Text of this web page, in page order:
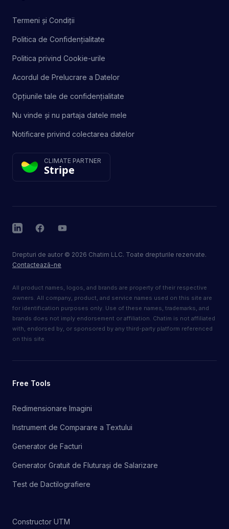
Termeni și Condiții
Politica de Confidențialitate
Politica privind Cookie-urile
Acordul de Prelucrare a Datelor
Opțiunile tale de confidențialitate
Nu vinde și nu partaja datele mele
Notificare privind colectarea datelor
CLIMATE PARTNER
Stripe
LinkedInFacebookYouTube
Drepturi de autor © 2026 Chatim LLC. Toate drepturile rezervate.
Contactează-ne
All product names, logos, and brands are property of their respective
owners. All company, product, and service names used on this site are
for identification purposes only. Use of these names, trademarks, and
brands does not imply endorsement or affiliation. Chatim is not affiliated
with, endorsed by, or sponsored by any third-party platform referenced
on this site.
Free Tools
Redimensionare Imagini
Instrument de Comparare a Textului
Generator de Facturi
Generator Gratuit de Fluturași de Salarizare
Test de Dactilografiere
Constructor UTM